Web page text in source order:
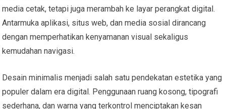
media cetak, tetapi juga merambah ke layar perangkat digital.
Antarmuka aplikasi, situs web, dan media sosial dirancang
dengan memperhatikan kenyamanan visual sekaligus
kemudahan navigasi.
Desain minimalis menjadi salah satu pendekatan estetika yang
populer dalam era digital. Penggunaan ruang kosong, tipografi
sederhana, dan warna yang terkontrol menciptakan kesan